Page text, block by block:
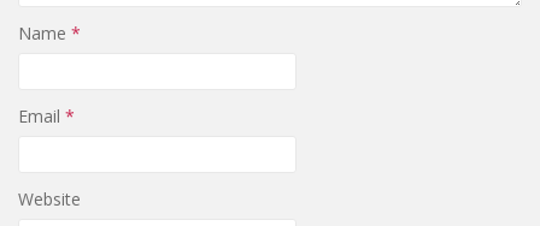
Name *
Email *
Website